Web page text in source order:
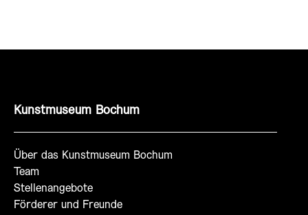
Kunstmuseum Bochum
Über das Kunstmuseum Bochum
Team
Stellenangebote
Förderer und Freunde